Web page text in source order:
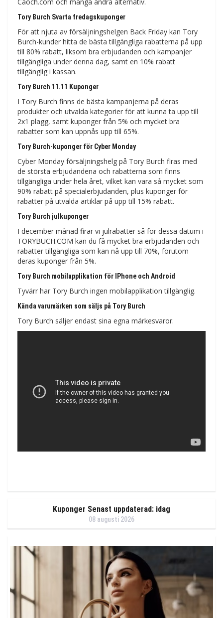
Tory Burch Svarta fredagskuponger
För att njuta av försäljningshelgen Back Friday kan Tory
Burch-kunder hitta de bästa tillgängliga rabatterna på upp
till 80% rabatt, liksom bra erbjudanden och kampanjer
tillgängliga under denna dag, samt en 10% rabatt
tillgänglig i kassan.
Tory Burch 11.11 Kuponger
I Tory Burch finns de bästa kampanjerna på deras
produkter och utvalda kategorier för att kunna ta upp till
2x1 plagg, samt kuponger från 5% och mycket bra
rabatter som kan uppnås upp till 65%.
Tory Burch-kuponger för Cyber Monday
Cyber Monday försäljningshelg på Tory Burch firas med
de största erbjudandena och rabatterna som finns
tillgängliga under hela året, vilket kan vara så mycket som
90% rabatt på specialerbjudanden, plus kuponger för
rabatter på utvalda artiklar på upp till 15% rabatt.
Tory Burch julkuponger
I december månad firar vi julrabatter så för dessa datum i
TORYBUCH.COM kan du få mycket bra erbjudanden och
rabatter tillgängliga som kan nå upp till 70%, förutom
deras kuponger från 5%.
Tory Burch mobilapplikation för IPhone och Android
Tyvärr har Tory Burch ingen mobilapplikation tillgänglig.
Kända varumärken som säljs på Tory Burch
Tory Burch säljer endast sina egna märkesvaror.
Kuponger Senast uppdaterad: idag
08 augusti 2026